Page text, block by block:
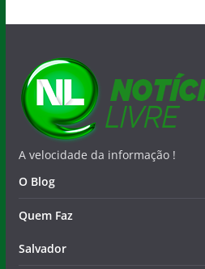
A velocidade da informação !
O Blog
Quem Faz
Salvador
Nacional